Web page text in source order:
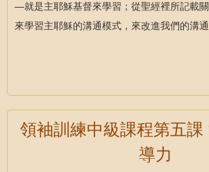
—就是主耶穌基督來學習；從聖經裡所記載
來學習主耶穌的溝通模式，來改進我們的溝
領袖訓練中級課程第五課
導力